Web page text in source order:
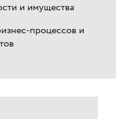
и имущества
процессов и